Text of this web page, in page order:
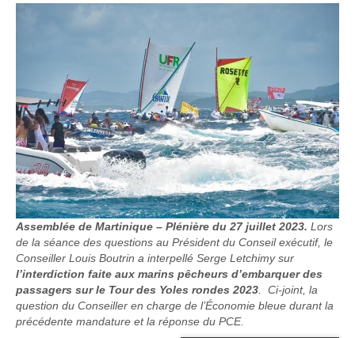
Assemblée de Martinique – Plénière du 27 juillet 2023. Lors
de la séance des questions au Président du Conseil exécutif, le
Conseiller Louis Boutrin a interpellé Serge Letchimy sur
l’interdiction faite aux marins pêcheurs d’embarquer des
passagers sur le Tour des Yoles rondes 2023. Ci-joint, la
question du Conseiller en charge de l’Économie bleue durant la
précédente mandature et la réponse du PCE.